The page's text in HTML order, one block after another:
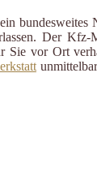
bundesweites
Der Kfz-
Sie vor Ort